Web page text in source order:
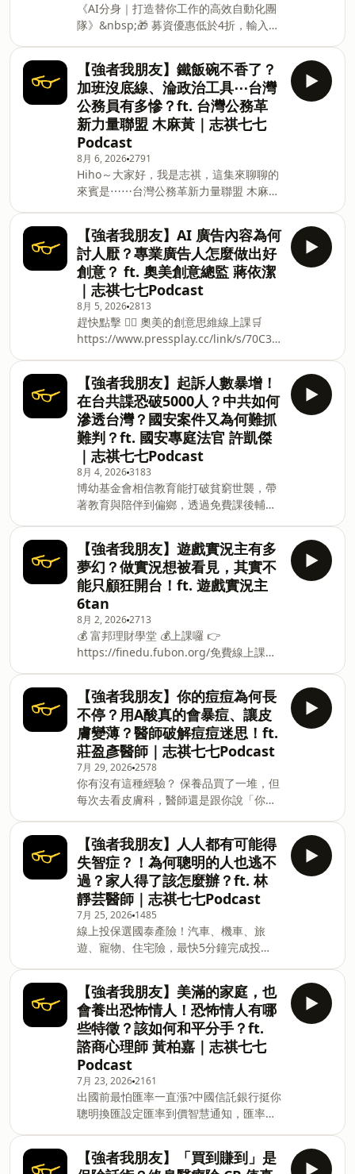
《AI分身｜打造替你工作的高效自動化團
隊》&nbsp;🎁 募資優惠低於4折，輸入
解課程：https://hi.sat.cool/R41Fj🔹10+
組實戰資源包｜不用從零開始，一人快速
組建 AI 團隊🔹AI 中控基地｜資料流程不
再散亂，專屬知識庫大腦隨時調閱🔹品牌
成長飛輪｜自動化內容產出 x 信任成交漏
斗，客戶主動上門🔹多元變現路徑｜運用
AI 加速陌生開發、自由接案，抓住市場機
會跟著 NVIDIA 指定AI講師升級你的能力
🚀—------------------Hiho～大家好，我是
志祺，這集來聊聊的來賓是⋯⋯ AI導演
林思翰！這集你會聽到⋯⋯→ 最常見的AI
圖運用？→ 哪一種AI用法會讓你最煩躁？
→ 是什麼導致AI味？→ AI對設計圈的衝
擊？→ 客戶會用AI提案、溝通嗎？→ 哪些
工作環節是可以交給AI？→ 實際使用的例
子？→ 有哪些環
【強者我朋友】鐵飯碗不香了？
加班沒底線、淪政治工具⋯台灣
公務員有多慘？ft. 台灣公務革
新力量聯盟 木麻黃｜志祺七七
Podcast
8月 6, 20262791
Hiho～大家好，我是志祺，這集來聊聊的
來賓是⋯⋯台灣公務革新力量聯盟 木麻
刻板印象，哪些是真的？→ 現在公務員缺
工到什麼程度？→ 公務員從什麼時候開始
不再是職業首選？→ 現在來看公務員的薪
資是高還是低？→ 公務員熱情被消磨掉的
原因是？→ 公務員無意義工作的佔比是多
少？→ 改善現況最迫切的是什麼呢？→ 目
前政府有推出什麼解方嗎？＿＿＿＿＿＿
＿＿＿＿＿＿＿＿＿＿＿＿＿&nbsp;🌍
探索世界・現在就訂閱志祺七七吧 🌍
&nbsp;￣￣￣￣￣￣￣￣￣￣￣￣￣￣￣
￣￣￣￣&nbsp;你現在收聽的是志祺七七
Podcast！在這裡，你將會聽到⋯⋯
&nbsp;各種人們熱切關注的新聞、時事議
題、社會文化、心理健康、人際關係、科
學與科技、政治與法律、兩岸與國際關係
等等，多樣化的主題與觀點 ！&nbsp;如
果你想要跟上社會時事的資訊、增加多面
向的趣味知識觀點， 那就趕快
【強者我朋友】AI 廣告內容為何
討人厭？專業廣告人怎麼做出好
創意？ ft. 奧美創意總監 蔣依潔
｜志祺七七Podcast
8月 5, 20262813
趕快點擊 👇🏻 奧美的創意思維線上課🛒
https://www.pressplay.cc/link/s/70C3D167
「SHAIDEA」再折 NT$250！《歡迎光臨
奧美人人都能學會｜大品牌到小生意必備
的創意思維系統》✍︎ 奧美創意團隊，首次
系統化公開創意思考實戰方法✍︎ 系統化教
學，讓你學會無數知名案例背後的思維✍︎
學會定義問題、洞察人性、17.5 種創意發
想方法✍︎ 掌握持續產出的訣竅、與想法一
步步落地的方案這堂課不只讓你理解創意
背後的邏輯，更能把方法應用到自身品
牌、內容經營、企劃提案與創業情境中價
格每週都會漲價，越早入手越划算喔！本
集節目與「PressPlay 知島 Knowland」
合作播出＿＿Hiho～大家好，我是志祺，
這集來聊聊的來賓是⋯⋯奧美創意總監 蔣
依潔！這集你會聽到⋯⋯→ 火鍋料 of the
year、超長蠟燭⋯⋯全聯小編的經典操作
【強者我朋友】起訴人數暴增！
在台共諜恐破5000人？中共如何
滲透台灣？國安案件又為何難抓
難判？ft. 國安專庭法官 許凱傑
｜志祺七七Podcast
8月 4, 20263183
博幼基金會相信教育能打破貧窮世襲，帶
著教育與陪伴到偏鄉，透過免費課後輔導
穩定學習。&nbsp;「期待有一天，教育能
終止貧窮世襲，弭平城鄉及貧富差距，讓
每個孩子都有選擇未來的能力。」&nbsp;
捐款連結▶️ https://fstry.pse.is/9f679u
—— 以上為 FMTaiwan 與 Firstory
Podcast 廣告 —— 吉時保：
https://fstry.pse.is/9ep3l6 免指定車
牌、車型，用車前1小時投保，手機投保5
分鐘新安東京海上產險｜0800-369-168｜
104台北市中山區南京東路三段130號8-
13樓 —— 以上為 Firstory Podcast 廣告
—— Hiho～大家好，我是志祺，這集來
聊聊的來賓是 台北地方法院國安專庭法官
許凱傑！ 這集你會聽到⋯⋯ → 近年共諜
案起訴人數暴增，代表共
【強者我朋友】遊戲實況主有多
夢幻？做實況想被看見，其實不
能只顧狂開台！ft. 遊戲實況主
6tan
8月 2, 20262713
💰 富邦理財學堂 💰上課囉 👉
https://finedu.fubon.org/免費線上課
課程｜從儲蓄、消費觀到投資與防範詐騙
應有盡有🎯 適合國高中生與家長｜教你做
選擇、分配資源建立理財觀🎁 上課拿獎勵
｜觀看課程、繳交學習單還可兌換 momo
幣！#富邦理財學堂 #理財教育本集節目
與「富邦文教基金會」合作播出&nbsp;＿
＿ Hiho～大家好，我是志祺， 這集來聊
聊的來賓是⋯⋯ 遊戲實況主 6tan！ 這集
你會聽到⋯⋯→ 從 Justin.tv 玩到
Twitch，資深實況主 17 年怎麼看這個產
業的轉變？ → 為什麼新手實況主不應該
全職做實況？ →為什麼要叫自己「工商巨
魔」？ → 抽卡、課金到底是怎麼影響玩
家心理的？ →只開實況、不做影片，就永
遠不會被看見？ → 把觀眾當鄰居而不是
粉絲，是什麼樣的社群經營哲學？ → 面
對觀眾人數起伏，要怎麼調適心
【強者我朋友】你的痘痘為何長
不停？用A酸真的會暴痘、讓皮
膚變薄？醫師破解痘痘迷思！ft.
莊盈彥醫師｜志祺七七Podcast
7月 29, 20262578
你有沒有這種經驗？ 保養品買了一堆，但
每次去看皮膚科，醫師還是跟你說「你用
仕！ DRX 達特仕由皮膚科醫師莊盈彥醫
師，從每日診間觀察與實際保養需求出發
打造， 將診間裡累積的皮膚科經驗， 轉
化成每天都能使用的保養品， 陪你更有方
向地照顧肌膚。現在加入 DRX 達特仕官
網新會員， 還有 $200 購物金可以領取！
👉https://drxskincare.com/4ukd3xC
#DRX達特仕 #精準保養 本集節目與
「DRX 達特仕 」合作播出 ＿＿ Hiho～大
家好，我是志祺， 這集來聊聊的來賓
是⋯⋯ 皮膚科專科 莊盈彥醫師！ 這集你
會聽到⋯⋯ → 熬夜但睡滿 8 小時就不會
長痘？哪些說法是都市傳說？ → 為什麼
過了青春期還一直長痘？ → 看痘痘長的
位置就能判斷身體哪裡出問題？ → 痘痘
到底能不能擠？痘疤又是怎麼來的？ → A
酸、A 醇、A 醛差在哪？
【強者我朋友】人人都有可能得
失智症？！為何聰明的人也逃不
過？家人得了該怎麼辦？ft. 林
靜芸醫師｜志祺七七Podcast
7月 25, 2026 1485
線上投保選國泰產險！汽車、機車、旅
遊、寵物、住宅險，最快5分鐘完成投
立即到位！ https://fstry.pse.is/9eddxk
—— 以上為 Firstory Podcast 廣告 ——
吉時保： https://fstry.pse.is/9ep3l6 免
指定車牌、車型，用車前1小時投保，手
機投保5分鐘新安東京海上產險｜0800-
369-168｜104台北市中山區南京東路三
段130號8-13樓 —— 以上為 Firstory
Podcast 廣告 —— Hiho～大家好，我是
志祺， 這集來聊聊的來賓是⋯⋯林靜芸醫
師！這集你會聽到⋯⋯→ 打麻將能防失
智、智商高就不會失智？網路常見迷思一
次破解 → 為什麼失智症要提早發現、提
【強者我朋友】美滿的家庭，也
會養出恐怖情人！恐怖情人有哪
些特徵？該如何和平分手？ft.
諮商心理師 黃柏嘉｜志祺七七
Podcast
7月 23, 20262161
出國前最怕匯率一直漲?中國信託銀行挺你
聰明換匯設定匯率到價智慧通知，匯率相
分等優惠立即設定：
https://fstry.pse.is/9d7lrt 投資外幣如幣
【強者我朋友】「買到賺到」是